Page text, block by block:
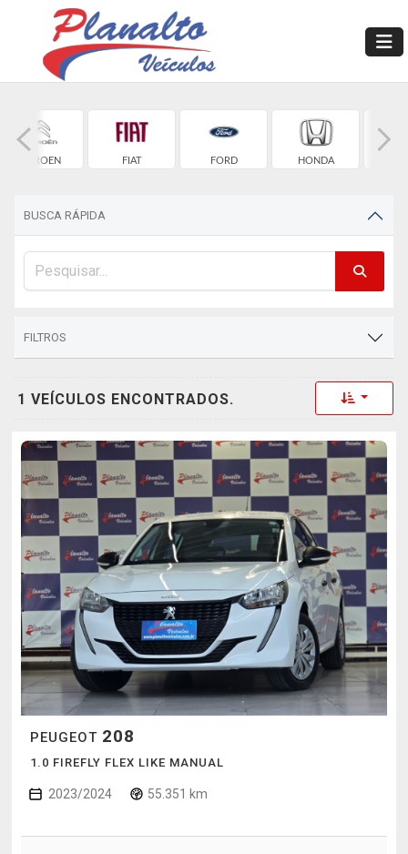
CITROEN FIAT FORD HONDA
BUSCA RÁPIDA
FILTROS
1 VEÍCULOS ENCONTRADOS. Toggle
PEUGEOT 208
1.0 FIREFLY FLEX LIKE MANUAL
2023/2024 55.351 km